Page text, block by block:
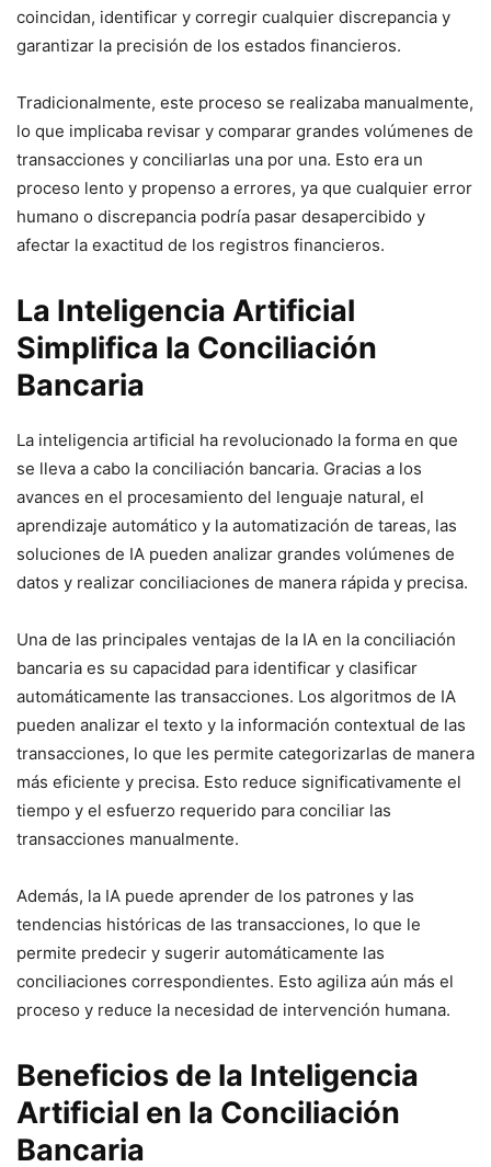
coincidan, identificar y corregir cualquier discrepancia y
garantizar la precisión de los estados financieros.
Tradicionalmente, este proceso se realizaba manualmente,
lo que implicaba revisar y comparar grandes volúmenes de
transacciones y conciliarlas una por una. Esto era un
proceso lento y propenso a errores, ya que cualquier error
humano o discrepancia podría pasar desapercibido y
afectar la exactitud de los registros financieros.
La Inteligencia Artificial
Simplifica la Conciliación
Bancaria
La inteligencia artificial ha revolucionado la forma en que
se lleva a cabo la conciliación bancaria. Gracias a los
avances en el procesamiento del lenguaje natural, el
aprendizaje automático y la automatización de tareas, las
soluciones de IA pueden analizar grandes volúmenes de
datos y realizar conciliaciones de manera rápida y precisa.
Una de las principales ventajas de la IA en la conciliación
bancaria es su capacidad para identificar y clasificar
automáticamente las transacciones. Los algoritmos de IA
pueden analizar el texto y la información contextual de las
transacciones, lo que les permite categorizarlas de manera
más eficiente y precisa. Esto reduce significativamente el
tiempo y el esfuerzo requerido para conciliar las
transacciones manualmente.
Además, la IA puede aprender de los patrones y las
tendencias históricas de las transacciones, lo que le
permite predecir y sugerir automáticamente las
conciliaciones correspondientes. Esto agiliza aún más el
proceso y reduce la necesidad de intervención humana.
Beneficios de la Inteligencia
Artificial en la Conciliación
Bancaria